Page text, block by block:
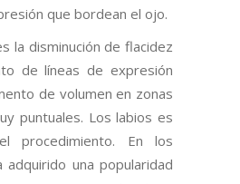
que bordean el ojo.
la disminución de flacidez
de líneas de expresión
de volumen en zonas
puntuales. Los labios es
procedimiento. En los
adquirido una popularidad